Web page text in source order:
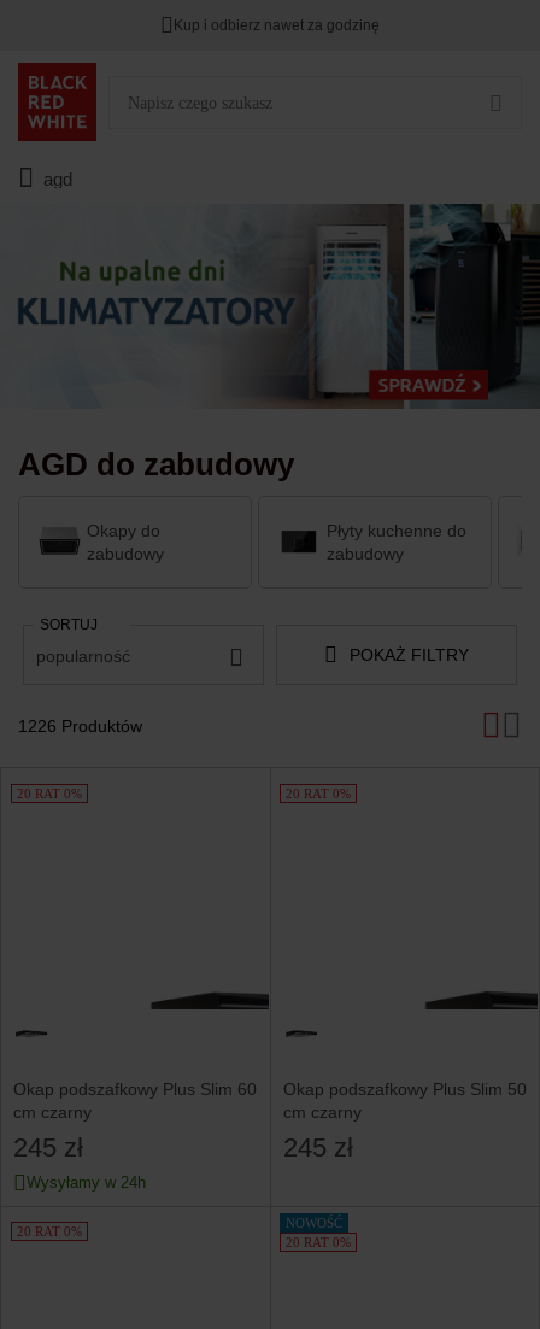
HITY DNIA przy zapisie na Newsletter.
Kup i odbierz nawet za godzinę
agd
AGD do zabudowy
Okapy do
zabudowy
Płyty kuchenne do
zabudowy
1226 Produktów
POKAŻ FILTRY
SORTUJ
popularność
Produkty
20 RAT 0%
Okap podszafkowy Plus Slim 60
cm czarny
245 zł
Wysyłamy w 24h
20 RAT 0%
Okap podszafkowy Plus Slim 50
cm czarny
245 zł
20 RAT 0%
NOWOŚĆ
20 RAT 0%